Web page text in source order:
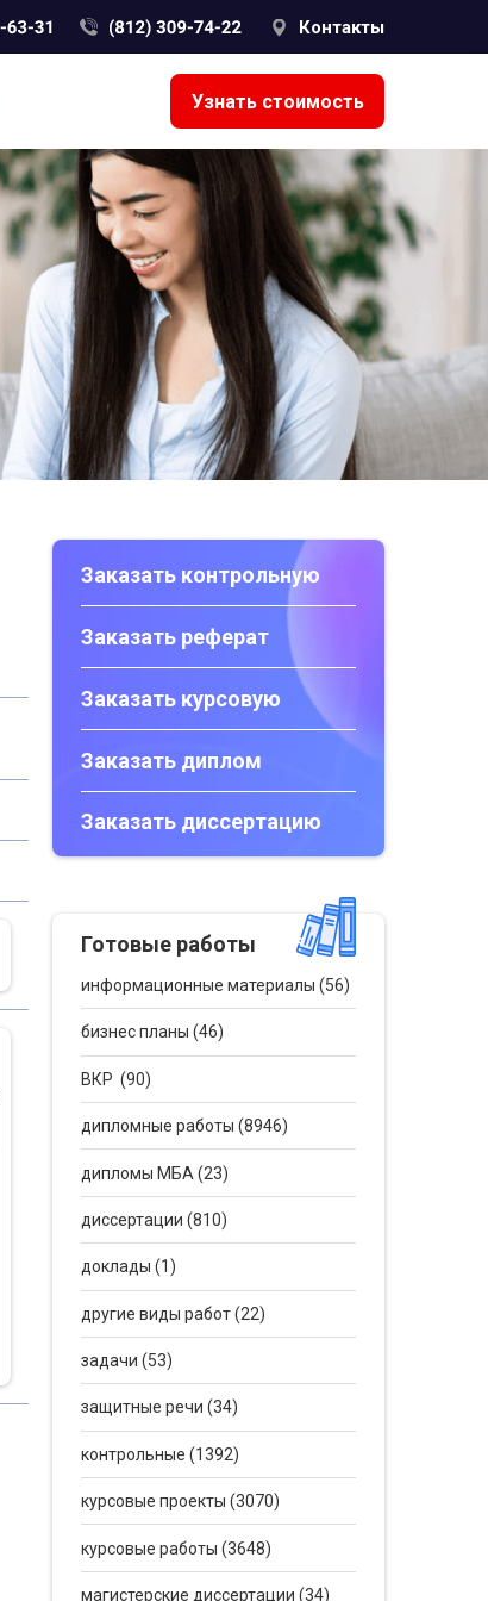
Контакты
Узнать стоимость
Заказать контрольную
Заказать реферат
Заказать курсовую
Заказать диплом
Заказать диссертацию
Готовые работы
информационные материалы (56)
бизнес планы (46)
ВКР (90)
дипломные работы (8946)
дипломы МБА (23)
диссертации (810)
доклады (1)
другие виды работ (22)
задачи (53)
защитные речи (34)
контрольные (1392)
курсовые проекты (3070)
курсовые работы (3648)
магистерские диссертации (34)